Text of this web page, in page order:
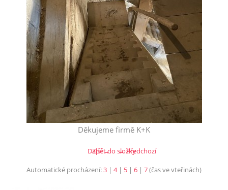
Děkujeme firmě K+K
← Předchozí
Další →
Zpět do složky
Automatické procházení:3 | 4| 5 | 6 | 7(čas ve vteřinách)